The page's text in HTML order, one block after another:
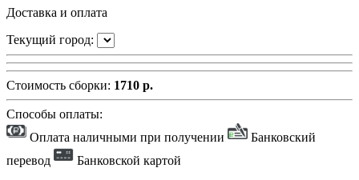
Доставка и оплата
Текущий город:
Стоимость сборки: 1710 р.
Способы оплаты:
Оплата наличными при получении
Банковский
перевод
Банковской картой